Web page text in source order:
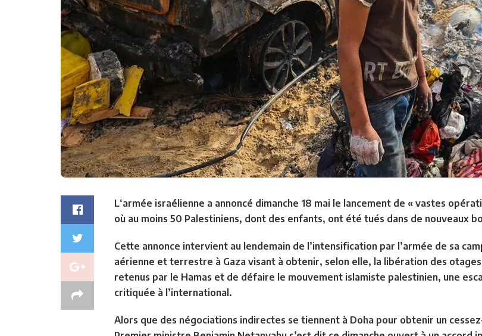
L‘armée israélienne a annoncé dimanche 18 mai le lancement de « vastes
où au moins 50 Palestiniens, dont des enfants, ont été tués dans de nouveaux
Cette annonce intervient au lendemain de l’intensification par l’armée de sa
aérienne et terrestre à Gaza visant à obtenir, selon elle, la libération des
retenus par le Hamas et de défaire le mouvement islamiste palestinien, une
critiquée à l’international.
Alors que des négociations indirectes se tiennent à Doha pour obtenir un